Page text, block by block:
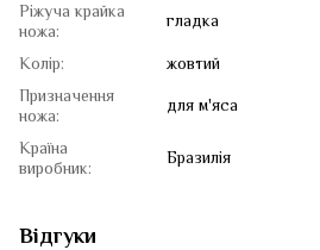
Ріжуча крайка
ножа:
гладка
Колір:
жовтий
Призначення
ножа:
для м'яса
Країна
виробник:
Бразилія
Відгуки